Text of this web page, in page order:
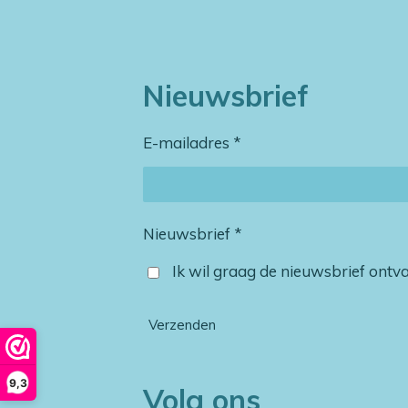
9,3
Nieuwsbrief
E-mailadres *
Nieuwsbrief *
Ik wil graag de nieuwsbrief
Verzenden
Volg ons